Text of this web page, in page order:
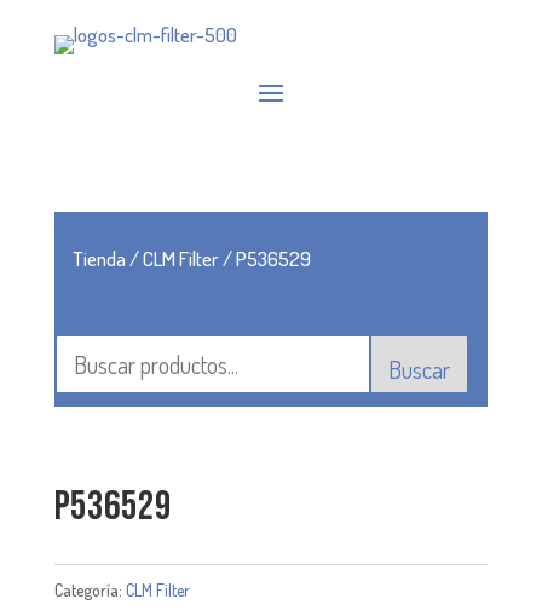
Tienda/CLM Filter/ P536529
Buscar
P536529
Categoría: CLM Filter